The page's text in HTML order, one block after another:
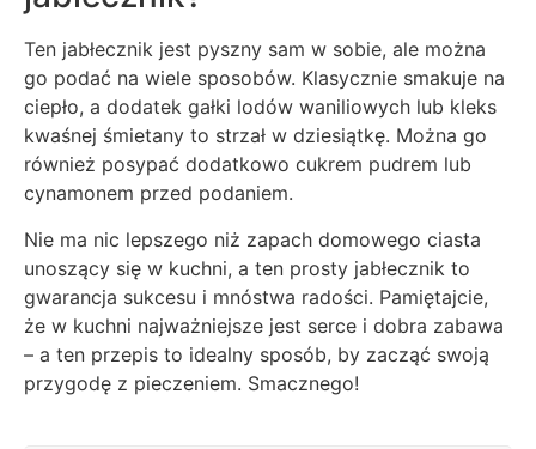
Ten jabłecznik jest pyszny sam w sobie, ale można
go podać na wiele sposobów. Klasycznie smakuje na
ciepło, a dodatek gałki lodów waniliowych lub kleks
kwaśnej śmietany to strzał w dziesiątkę. Można go
również posypać dodatkowo cukrem pudrem lub
cynamonem przed podaniem.
Nie ma nic lepszego niż zapach domowego ciasta
unoszący się w kuchni, a ten prosty jabłecznik to
gwarancja sukcesu i mnóstwa radości. Pamiętajcie,
że w kuchni najważniejsze jest serce i dobra zabawa
– a ten przepis to idealny sposób, by zacząć swoją
przygodę z pieczeniem. Smacznego!